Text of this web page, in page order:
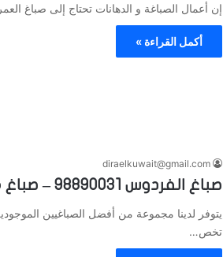
إن أعمال الصباغة و الدهانات تحتاج إلى صباغ
أكمل القراءة »
diraelkuwait@gmail.com
صباغ الفردوس 98890031 – صباغ منازل
يتوفر لدينا مجموعة من أفضل الصباغيين
تخص…